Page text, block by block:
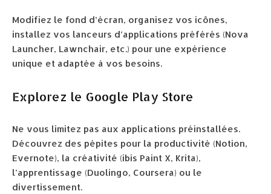
Modifiez le fond d’écran, organisez vos icônes,
installez vos lanceurs d’applications préférés (Nova
Launcher, Lawnchair, etc.) pour une expérience
unique et adaptée à vos besoins.
Explorez le Google Play Store
Ne vous limitez pas aux applications préinstallées.
Découvrez des pépites pour la productivité (Notion,
Evernote), la créativité (ibis Paint X, Krita),
l’apprentissage (Duolingo, Coursera) ou le
divertissement.